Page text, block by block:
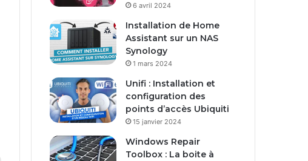
6 avril 2024
Installation de Home
Assistant sur un NAS
Synology
1 mars 2024
Unifi : Installation et
configuration des
points d’accès Ubiquiti
15 janvier 2024
Windows Repair
Toolbox : La boite à